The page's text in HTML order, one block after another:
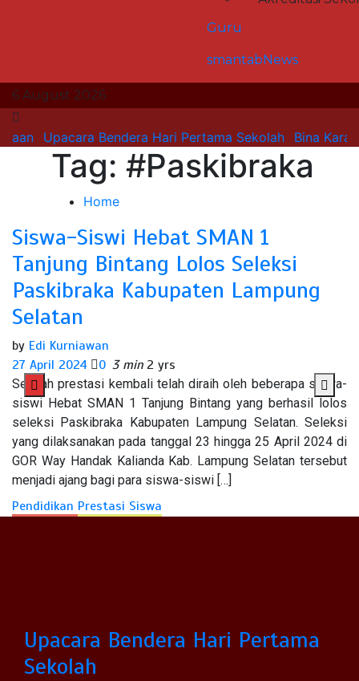
Guru
smantabNews
6 August 2026
Upacara Bendera Hari Pertama Sekolah Bina Karakter di
Tag: #Paskibraka
Home
Siswa-Siswi Hebat SMAN 1
Tanjung Bintang Lolos Seleksi
Paskibraka Kabupaten Lampung
Selatan
by Edi Kurniawan
27 April 2024
0 3 min 2 yrs
Sebuah prestasi kembali telah diraih oleh beberapa siswa-
siswi Hebat SMAN 1 Tanjung Bintang yang berhasil lolos
seleksi Paskibraka Kabupaten Lampung Selatan. Seleksi
yang dilaksanakan pada tanggal 23 hingga 25 April 2024 di
GOR Way Handak Kalianda Kab. Lampung Selatan tersebut
menjadi ajang bagi para siswa-siswi […]
Pendidikan Prestasi Siswa
SMAN 1 Tanjung Bintang
Menjadi Tuan Rumah Sosialisasi
Perencanaan Berbasis Data dan
Penyusunan Kurikulum Satuan
Pendidikan
0 3 min
Aksi Donor Darah, Wujud
Kepedulian dan Semangat
Kemanusiaan
0 3 min
Upacara Bendera Hari Pertama
Sekolah